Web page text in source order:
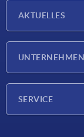
AKTUELLES
SERVICE